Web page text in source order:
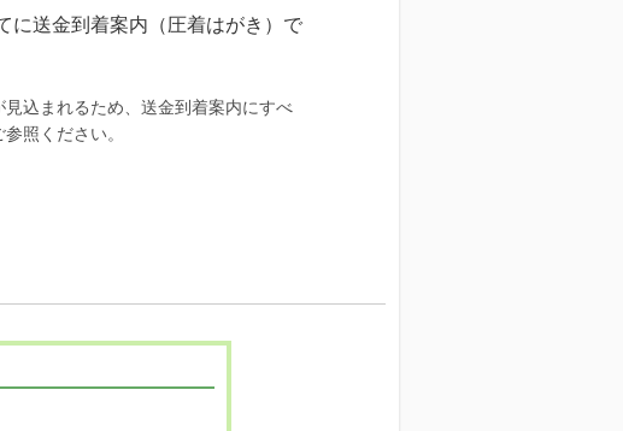
に送金到着案内（圧着はがき）で
込まれるため、送金到着案内にすべ
参照ください。